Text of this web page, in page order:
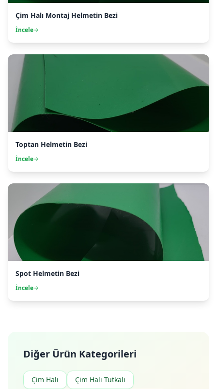
Çim Halı Montaj Helmetin Bezi
İncele
Toptan Helmetin Bezi
İncele
Spot Helmetin Bezi
İncele
Diğer Ürün Kategorileri
Çim Halı
Çim Halı Tutkalı